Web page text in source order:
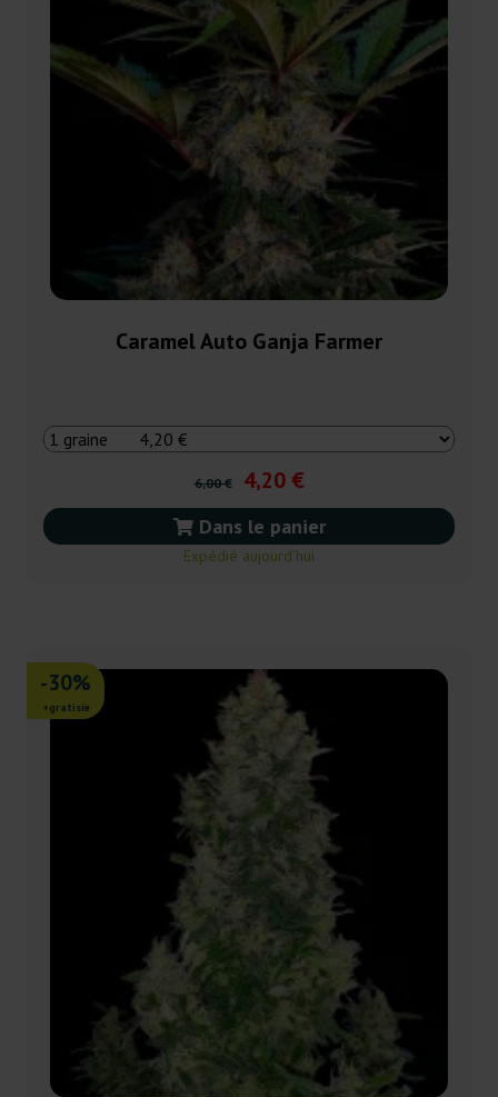
Caramel Auto Ganja Farmer
6,00 € 4,20 €
Dans le panier
Expédié aujourd’hui
-30%
+gratisie